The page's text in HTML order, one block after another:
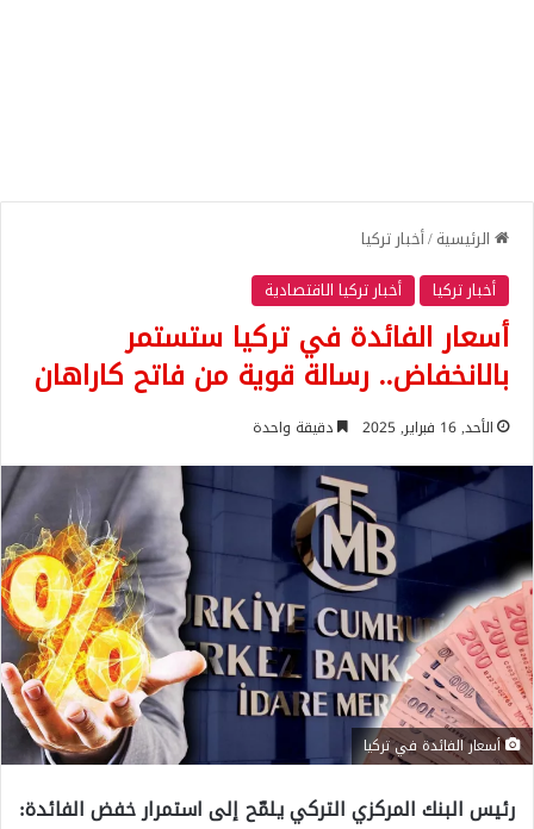
الرئيسية/أخبار تركيا
أخبار تركيا
أخبار تركيا الاقتصادية
أسعار الفائدة في تركيا ستستمر
بالانخفاض.. رسالة قوية من فاتح كاراهان
الأحد, 16 فبراير, 2025 دقيقة واحدة
أسعار الفائدة في تركيا
رئيس البنك المركزي التركي يلمّح إلى استمرار خفض الفائدة: